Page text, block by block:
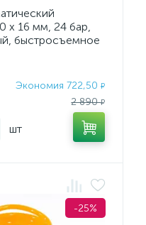
x 16 мм, 24 бар,
быстросъемное
Экономия 722,50₽
2 890₽
шт
-25%